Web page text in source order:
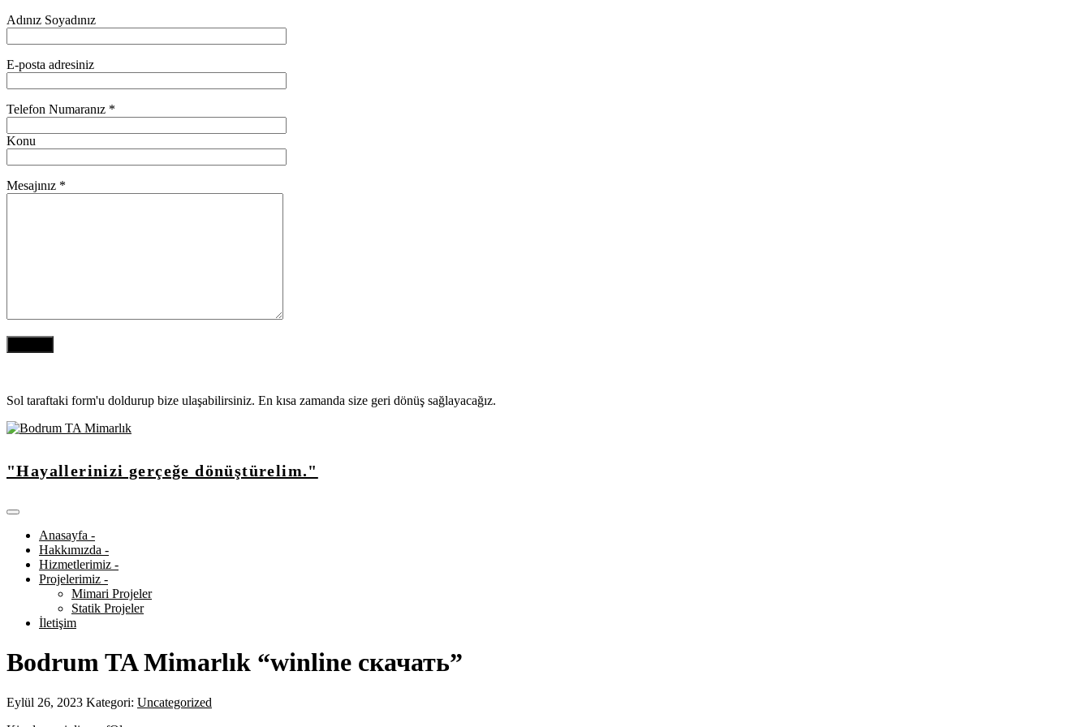
Adınız Soyadınız
E-posta adresiniz
Telefon Numaranız *
Konu
Mesajınız *
Sol taraftaki form'u doldurup bize ulaşabilirsiniz. En kısa zamanda size geri dönüş sağlayacağız.
"Hayallerinizi gerçeğe dönüştürelim."
Anasayfa -
Hakkımızda -
Hizmetlerimiz -
Projelerimiz -
Mimari Projeler
Statik Projeler
İletişim
Bodrum TA Mimarlık “winline скачать”
Eylül 26, 2023 Kategori: Uncategorized